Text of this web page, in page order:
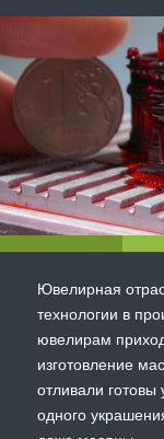
Ювелирная
технологии в
ювелирам
изготовление
отливали готовы
одного